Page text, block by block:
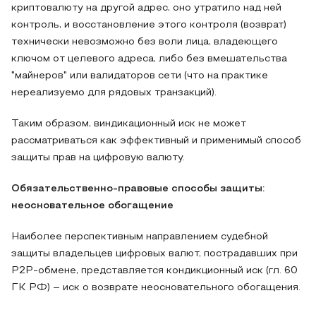
криптовалюту на другой адрес, оно утратило над ней
контроль, и восстановление этого контроля (возврат)
технически невозможно без воли лица, владеющего
ключом от целевого адреса, либо без вмешательства
"майнеров" или валидаторов сети (что на практике
нереализуемо для рядовых транзакций).
Таким образом, виндикационный иск не может
рассматриваться как эффективный и применимый способ
защиты прав на цифровую валюту.
Обязательственно-правовые способы защиты:
неосновательное обогащение
Наиболее перспективным направлением судебной
защиты владельцев цифровых валют, пострадавших при
P2P-обмене, представляется кондикционный иск (гл. 60
ГК РФ) – иск о возврате неосновательного обогащения.